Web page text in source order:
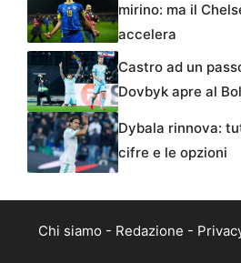
mirino: ma il
accelera
Castro ad un
Dovbyk apre al
Dybala rinnova:
cifre e le opzioni
Chi siamo - Redazione -